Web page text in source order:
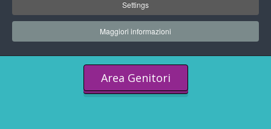
Settings
Maggiori informazioni
Progetti Didattici E Tanto
Altro
Area Genitori